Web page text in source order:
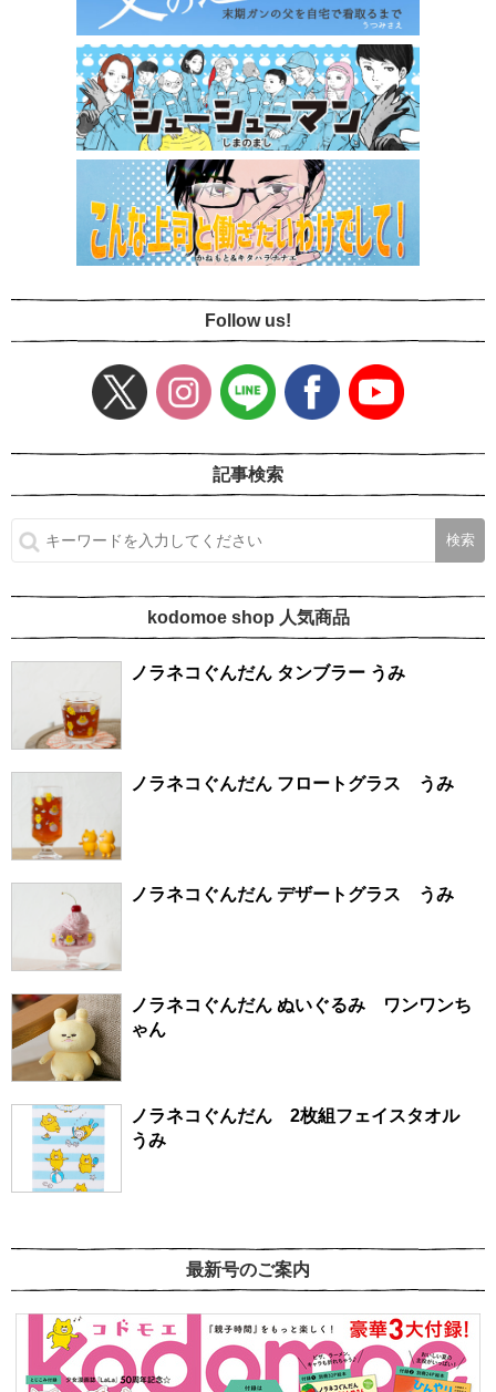
Follow us!
記事検索
kodomoe shop 人気商品
ノラネコぐんだん タンブラー うみ
ノラネコぐんだん フロートグラス うみ
ノラネコぐんだん デザートグラス うみ
ノラネコぐんだん ぬいぐるみ ワンワンち
ゃん
ノラネコぐんだん 2枚組フェイスタオル
うみ
最新号のご案内